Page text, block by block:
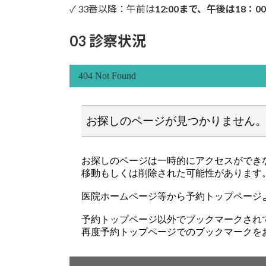
✓ 33番以降：午前は12:00まで、午後は18：
03 診察状況